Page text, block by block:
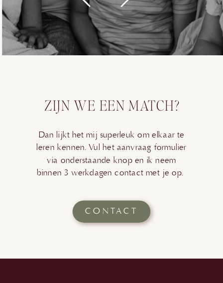
ZIJN WE EEN MATCH?
CONTACT
Dan lijkt het mij superleuk om elkaar te
leren kennen. Vul het aanvraag formulier
via onderstaande knop en ik neem
binnen 3 werkdagen contact met je op.